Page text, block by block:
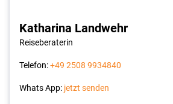
Katharina Landwehr
Reiseberaterin
Telefon:+49 2508 9934840
Whats App: jetzt senden